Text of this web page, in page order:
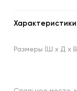
Характеристики
Размеры (Ш х Д х